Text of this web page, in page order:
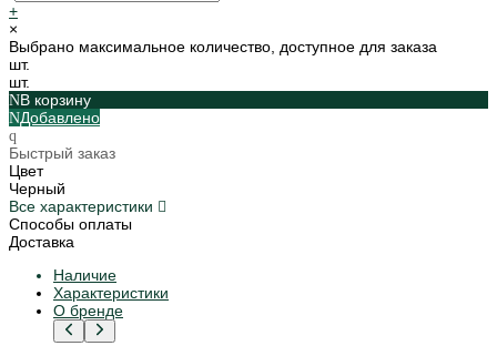
+
×
Выбрано максимальное количество, доступное для заказа
шт.
шт.
В корзину
Добавлено
Быстрый заказ
Цвет
Черный
Все характеристики
Способы оплаты
Доставка
Наличие
Характеристики
О бренде